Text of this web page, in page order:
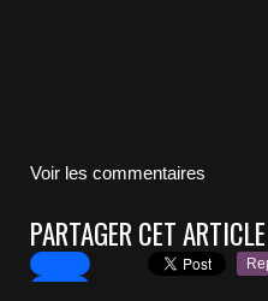
31
Voir les commentaires
PARTAGER CET ARTICLE